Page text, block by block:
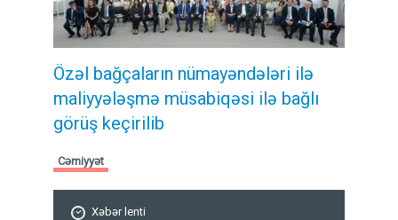
Özəl bağçaların nümayəndələri ilə
maliyyələşmə müsabiqəsi ilə bağlı
görüş keçirilib
Cəmiyyət
Xəbər lenti